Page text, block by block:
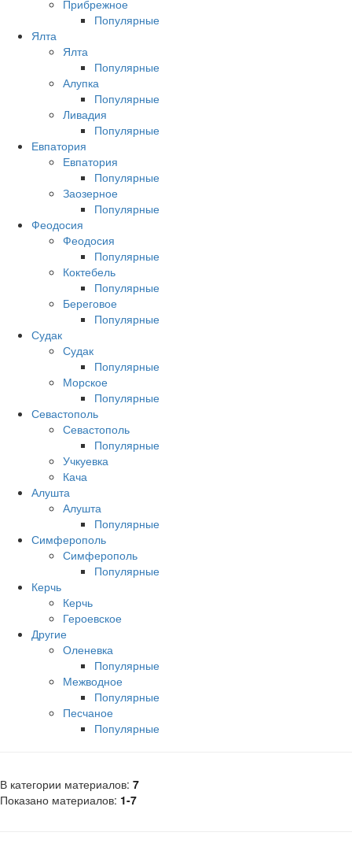
Прибрежное
Популярные
Ялта
Ялта
Популярные
Алупка
Популярные
Ливадия
Популярные
Евпатория
Евпатория
Популярные
Заозерное
Популярные
Феодосия
Феодосия
Популярные
Коктебель
Популярные
Береговое
Популярные
Судак
Судак
Популярные
Морское
Популярные
Севастополь
Севастополь
Популярные
Учкуевка
Кача
Алушта
Алушта
Популярные
Симферополь
Симферополь
Популярные
Керчь
Керчь
Героевское
Другие
Оленевка
Популярные
Межводное
Популярные
Песчаное
Популярные
В категории материалов: 7
Показано материалов: 1-7